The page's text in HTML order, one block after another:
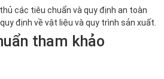
các tiêu chuẩn và quy định an toàn
định về vật liệu và quy trình sản xuất.
tham khảo